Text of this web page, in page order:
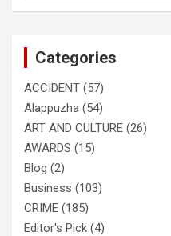
Categories
ACCIDENT (57)
Alappuzha (54)
ART AND CULTURE (26)
AWARDS (15)
Blog (2)
Business (103)
CRIME (185)
Editor's Pick (4)